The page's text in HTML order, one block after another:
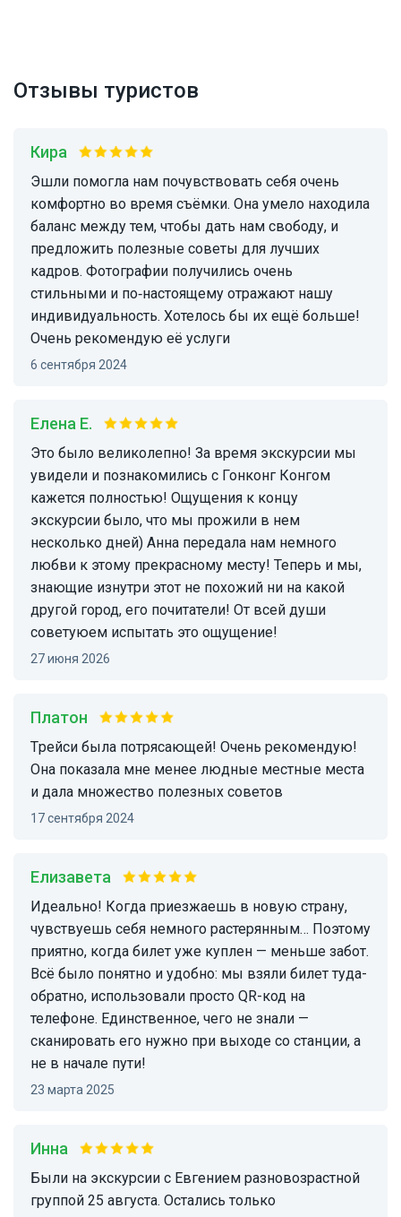
Отзывы туристов
Кира
Эшли помогла нам почувствовать себя очень
комфортно во время съёмки. Она умело находила
баланс между тем, чтобы дать нам свободу, и
предложить полезные советы для лучших
кадров. Фотографии получились очень
стильными и по‑настоящему отражают нашу
индивидуальность. Хотелось бы их ещё больше!
Очень рекомендую её услуги
6 сентября 2024
Елена Е.
Это было великолепно! За время экскурсии мы
увидели и познакомились с Гонконг Конгом
кажется полностью! Ощущения к концу
экскурсии было, что мы прожили в нем
несколько дней) Анна передала нам немного
любви к этому прекрасному месту! Теперь и мы,
знающие изнутри этот не похожий ни на какой
другой город, его почитатели! От всей души
советуюем испытать это ощущение!
27 июня 2026
Платон
Трейси была потрясающей! Очень рекомендую!
Она показала мне менее людные местные места
и дала множество полезных советов
17 сентября 2024
Елизавета
Идеально! Когда приезжаешь в новую страну,
чувствуешь себя немного растерянным… Поэтому
приятно, когда билет уже куплен — меньше забот.
Всё было понятно и удобно: мы взяли билет туда-
обратно, использовали просто QR-код на
телефоне. Единственное, чего не знали —
сканировать его нужно при выходе со станции, а
не в начале пути!
23 марта 2025
Инна
Были на экскурсии с Евгением разновозрастной
группой 25 августа. Остались только